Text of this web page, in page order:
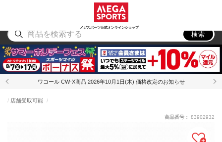
メガスポーツ公式オンラインショップ
アウトドア
検索
ワコール CW-X商品 2026年10月1日(木) 価格改定のお知らせ
店舗受取可能
商品番号： 83902932